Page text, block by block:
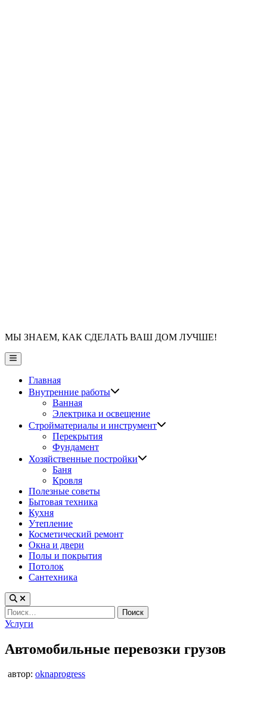
МЫ ЗНАЕМ, КАК СДЕЛАТЬ ВАШ ДОМ ЛУЧШЕ!
Главное
меню
Главная
Внутренние работы
Ванная
Электрика и освещение
Стройматериалы и инструмент
Перекрытия
Фундамент
Хозяйственные постройки
Баня
Кровля
Полезные советы
Бытовая техника
Кухня
Утепление
Косметический ремонт
Окна и двери
Полы и покрытия
Потолок
Сантехника
Найти:
Опубликовано
Услуги
Автомобильные перевозки грузов
автор: oknaprogress